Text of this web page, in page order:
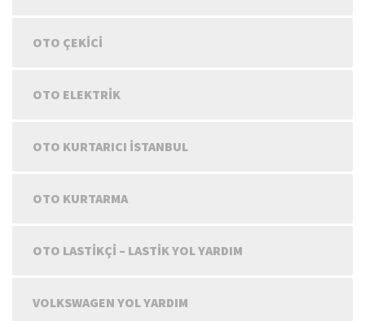
OTO ÇEKICI
OTO ELEKTRIK
OTO KURTARICI İSTANBUL
OTO KURTARMA
OTO LASTIKÇI – LASTIK YOL YARDIM
VOLKSWAGEN YOL YARDIM